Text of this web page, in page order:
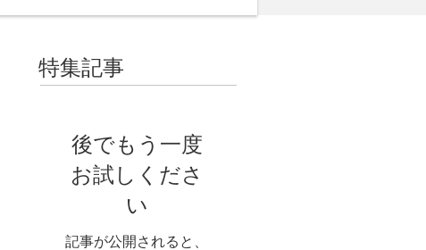
特集記事
後でもう一度
お試しくださ
い
記事が公開されると、